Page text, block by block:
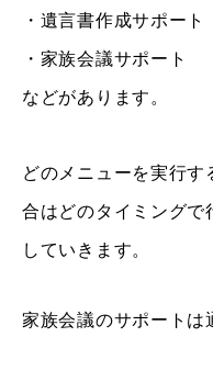
・遺言書作成サポート
・家族会議サポート
などがあります。
どのメニューを実行
合はどのタイミングで
していきます。
家族会議のサポートは